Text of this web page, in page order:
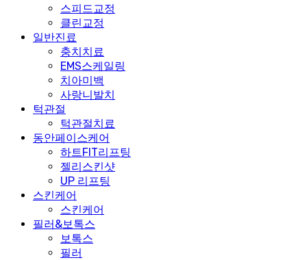
스피드교정
클린교정
일반진료
충치치료
EMS스케일링
치아미백
사랑니발치
턱관절
턱관절치료
동안페이스케어
하트FIT리프팅
젤리스킨샷
UP 리프팅
스킨케어
스킨케어
필러&보톡스
보톡스
필러